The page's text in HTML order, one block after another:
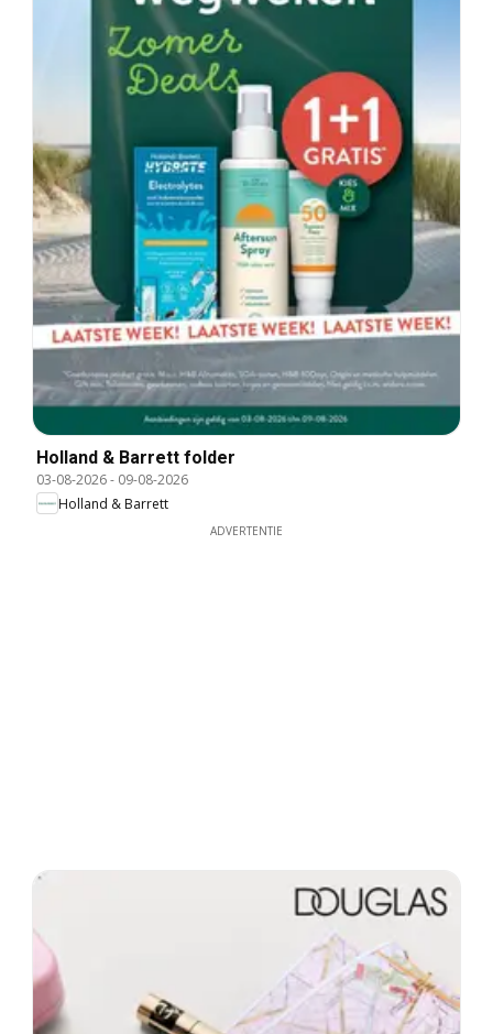
Holland & Barrett folder
03-08-2026- 09-08-2026
Holland & Barrett
ADVERTENTIE